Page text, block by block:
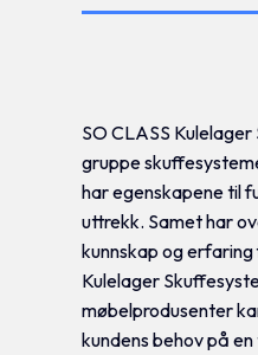
SO CLASS
gruppe
har egenskapene til
uttrekk. Samet har
kunnskap og
Kulelager
møbelprodusenter
kundens behov på